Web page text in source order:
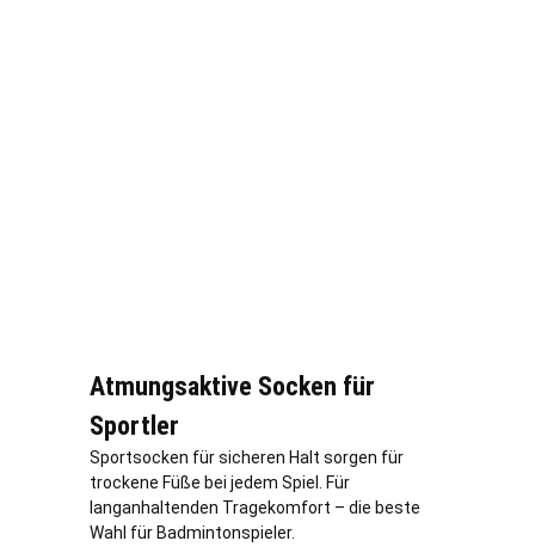
Atmungsaktive Socken für
Sportler
Sportsocken für sicheren Halt sorgen für
trockene Füße bei jedem Spiel. Für
langanhaltenden Tragekomfort – die beste
Wahl für Badmintonspieler.